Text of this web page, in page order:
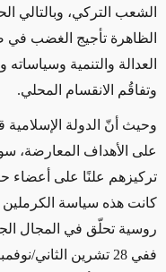
الشعب التركي، وبالتالي
الظاهرة تأجيج الغضب
العدالة والتنمية
وتفاقُم الانقسام المحلي.
وحيث أنّ الدولة
على الأهداف المعارضة،
تركيزهم علنًا على أعضاء
كانت هذه سياسة الكرملين
ففي 28 تشرين